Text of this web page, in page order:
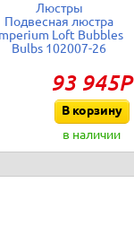
Люстры
Подвесная люстра
Loft Bubbles
Bulbs 102007-26
93 945Р
В корзину
в наличии